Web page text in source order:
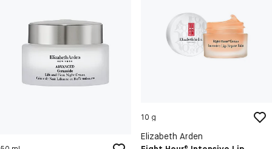
10 g
Elizabeth Arden